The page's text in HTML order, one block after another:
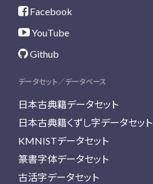
Facebook
YouTube
Github
データセット／データベース
日本古典籍データセット
日本古典籍くずし字データセット
KMNISTデータセット
篆書字体データセット
古活字データセット